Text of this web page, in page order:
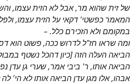
של זית שהוא מר, אבל לא הזית עצמו,
המאמר כפשטי' דקאי על הזית עצמו,
במקומם ולא הזכירם כלל. –
ומה שראו חז"ל לדרוש ככה, פשוט הוא
הביאה העלה הזה [כיון דהכל נשטף
הביאה אותו, ר' ביבי אמר, שערי גן עדן
אבהו, אלו מגן עדן הביאה אותו לא הי'